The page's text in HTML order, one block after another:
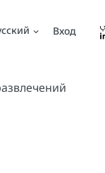
Вход